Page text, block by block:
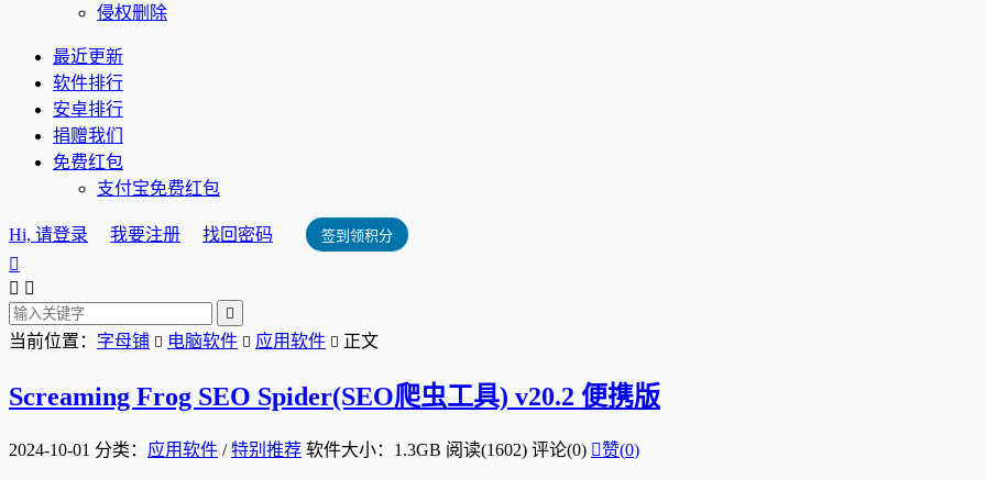
侵权删除
最近更新
软件排行
安卓排行
捐赠我们
免费红包
支付宝免费红包
Hi, 请登录 我要注册 找回密码 签到领积分

 

当前位置： 字母铺  电脑软件  应用软件  正文
Screaming Frog SEO Spider(SEO爬虫工具) v20.2 便携版
2024-10-01 分类： 应用软件 /特别推荐 软件大小：1.3GB 阅读(1602) 评论(0) 赞(0)